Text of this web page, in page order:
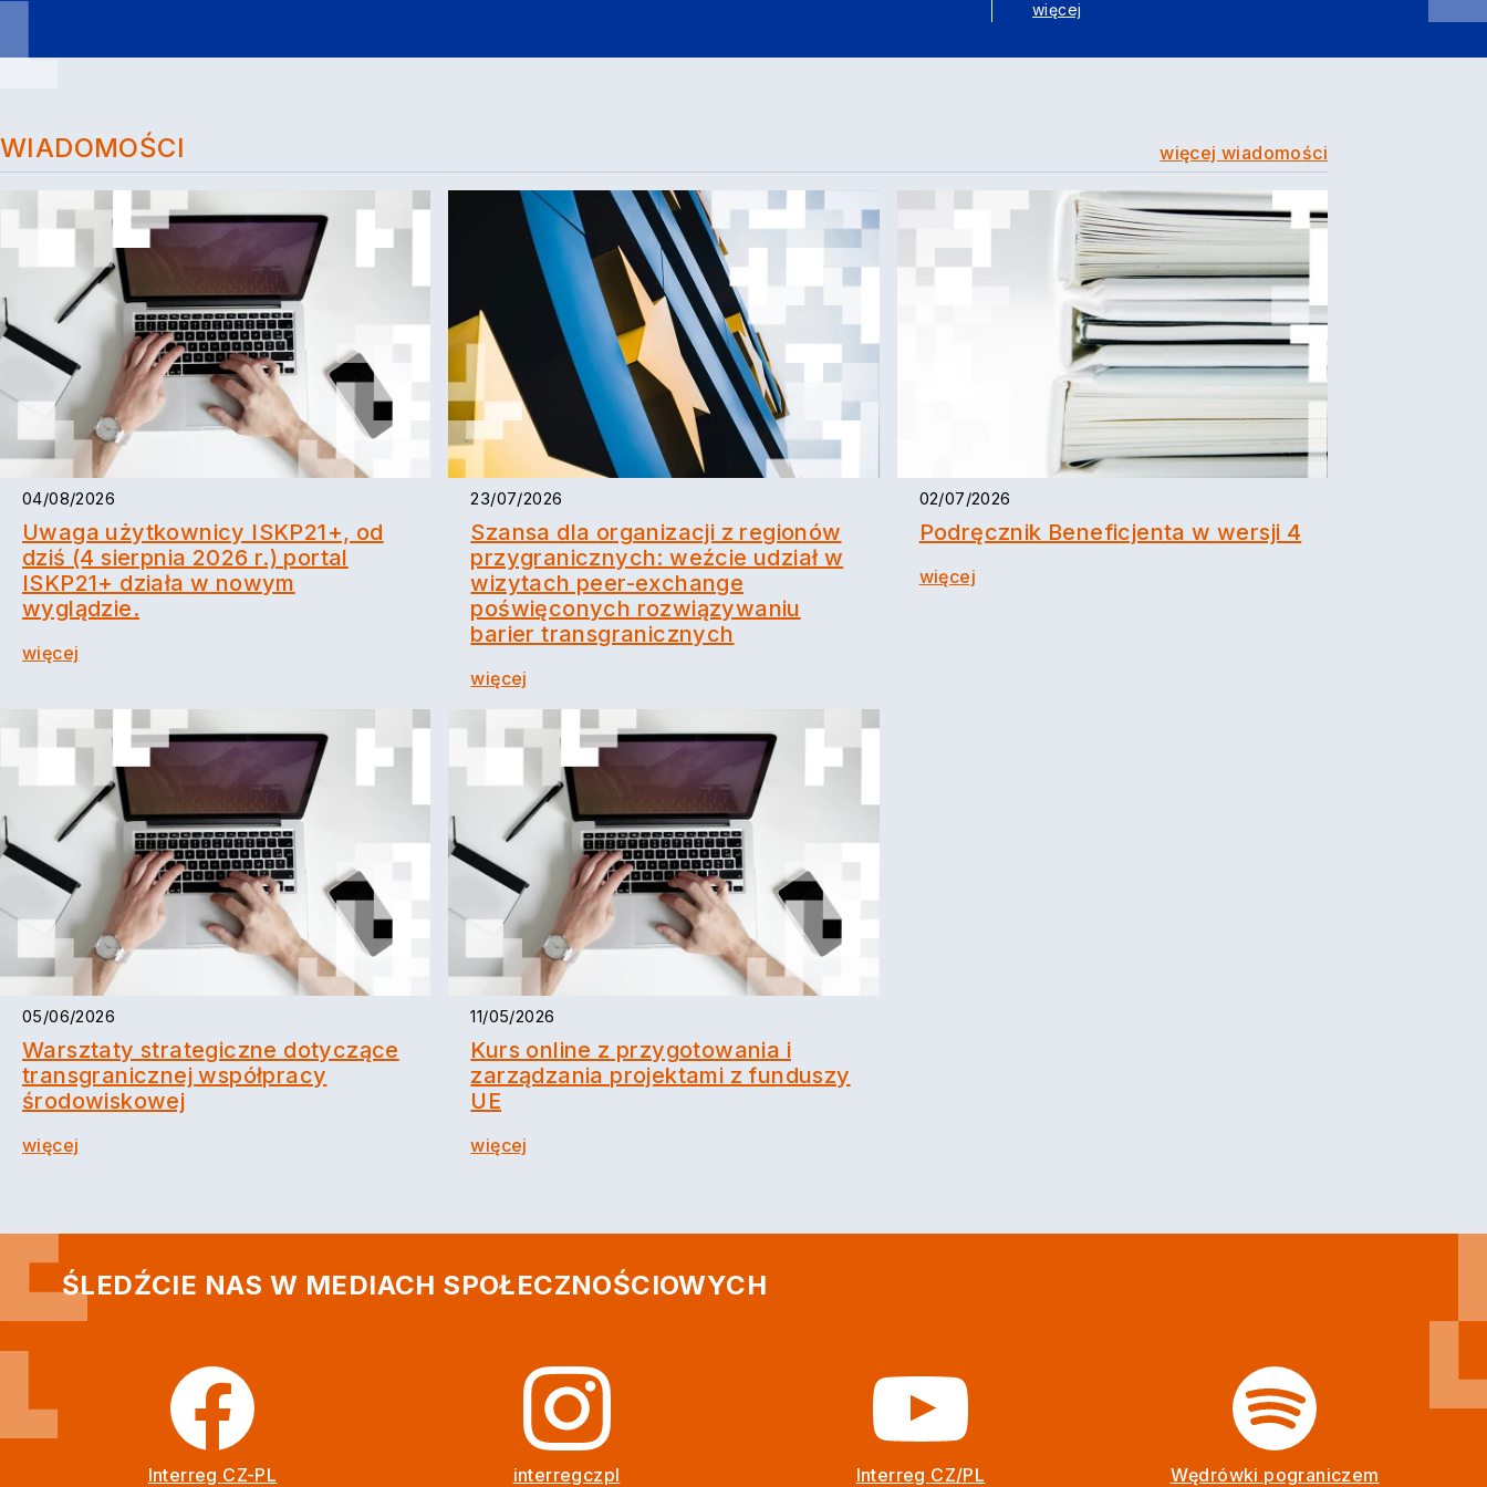
więcej
WIADOMOŚCI więcej wiadomości
04/08/2026
Uwaga użytkownicy ISKP21+, od
dziś (4 sierpnia 2026 r.) portal
ISKP21+ działa w nowym
wyglądzie.
więcej
23/07/2026
Szansa dla organizacji z regionów
przygranicznych: weźcie udział w
wizytach peer-exchange
poświęconych rozwiązywaniu
barier transgranicznych
więcej
02/07/2026
Podręcznik Beneficjenta w wersji 4
więcej
05/06/2026
Warsztaty strategiczne dotyczące
transgranicznej współpracy
środowiskowej
więcej
11/05/2026
Kurs online z przygotowania i
zarządzania projektami z funduszy
UE
więcej
ŚLEDŹCIE NAS W MEDIACH SPOŁECZNOŚCIOWYCH
Interreg CZ-PL interregczpl Interreg CZ/PL Wędrówki pograniczem